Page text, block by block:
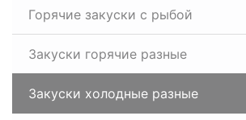
Горячие закуски с рыбой
Закуски горячие разные
Закуски холодные разные